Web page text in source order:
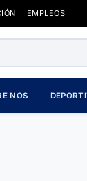
EMPLEOS
NOS